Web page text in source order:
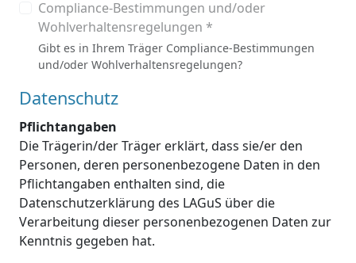
Compliance-Bestimmungen und/oder
Wohlverhaltensregelungen *
Gibt es in Ihrem Träger Compliance-Bestimmungen
und/oder Wohlverhaltensregelungen?
Datenschutz
Pflichtangaben
Die Trägerin/der Träger erklärt, dass sie/er den
Personen, deren personenbezogene Daten in den
Pflichtangaben enthalten sind, die
Datenschutzerklärung des LAGuS über die
Verarbeitung dieser personenbezogenen Daten zur
Kenntnis gegeben hat.